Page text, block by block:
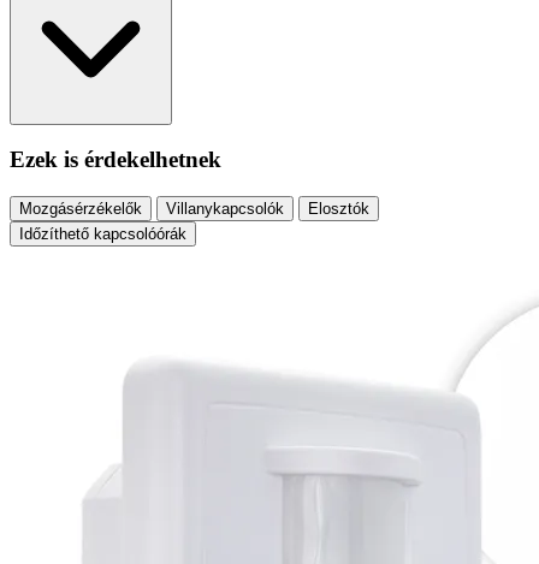
Ezek is érdekelhetnek
Mozgásérzékelők Villanykapcsolók
Elosztók
Időzíthető kapcsolóórák